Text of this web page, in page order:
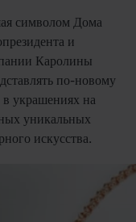
символом Дома
и
Каролины
по-новому
украшениях на
уникальных
искусства.